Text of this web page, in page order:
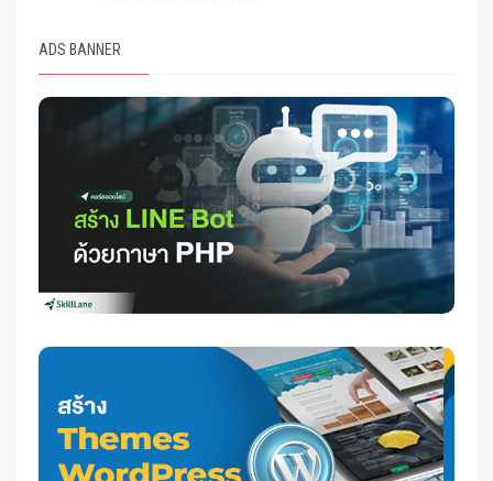
ADS BANNER